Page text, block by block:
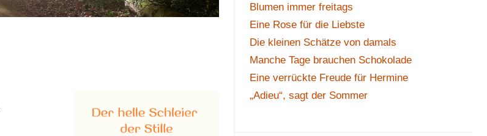
Blumen immer freitags
Eine Rose für die Liebste
Die kleinen Schätze von damals
Manche Tage brauchen Schokolade
Eine verrückte Freude für Hermine
„Adieu“, sagt der Sommer